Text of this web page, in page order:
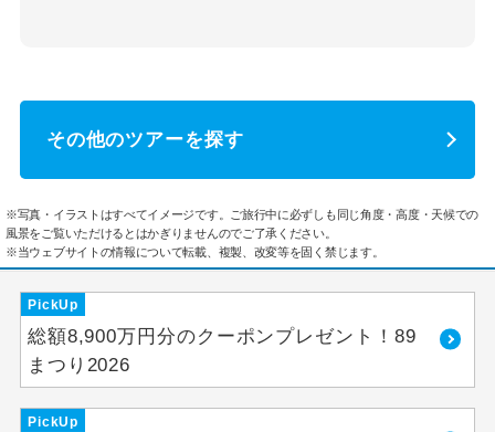
その他のツアーを探す
※写真・イラストはすべてイメージです。ご旅行中に必ずしも同じ角度・高度・天候での
風景をご覧いただけるとはかぎりませんのでご了承ください。
※当ウェブサイトの情報について転載、複製、改変等を固く禁じます。
PickUp
総額8,900万円分のクーポンプレゼント！89
まつり2026
PickUp